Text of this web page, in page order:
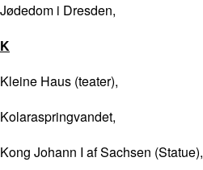
Jødedom i Dresden,
K
Kleine Haus (teater),
Kolaraspringvandet,
Kong Johann I af Sachsen (Statue),